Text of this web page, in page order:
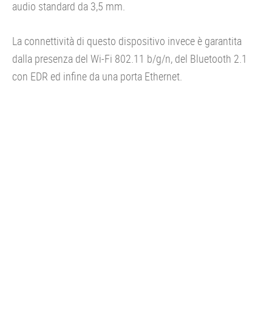
audio standard da 3,5 mm.
La connettività di questo dispositivo invece è garantita
dalla presenza del Wi-Fi 802.11 b/g/n, del Bluetooth 2.1
con EDR ed infine da una porta Ethernet.